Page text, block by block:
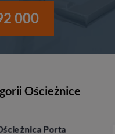
000
Ościeżnice
Ościeżnica